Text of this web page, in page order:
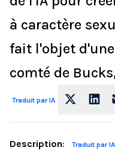
à caractère
fait l'objet
comté de
Traduit par IA
Description: Traduit par IA